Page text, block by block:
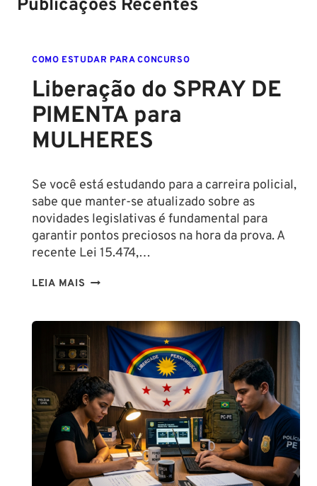
Publicações Recentes
COMO ESTUDAR PARA CONCURSO
Liberação do SPRAY DE
PIMENTA para
MULHERES
Se você está estudando para a carreira policial,
sabe que manter-se atualizado sobre as
novidades legislativas é fundamental para
garantir pontos preciosos na hora da prova. A
recente Lei 15.474,…
LEIA MAIS LIBERAÇÃO
DE
PIMENTA
PARA
MULHERES